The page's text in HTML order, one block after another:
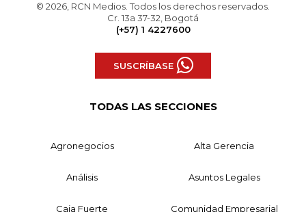
© 2026, RCN Medios. Todos los derechos reservados.
Cr. 13a 37-32, Bogotá
(+57) 1 4227600
SUSCRÍBASE
TODAS LAS SECCIONES
Agronegocios Alta Gerencia
Análisis Asuntos Legales
Caja Fuerte Comunidad Empresarial